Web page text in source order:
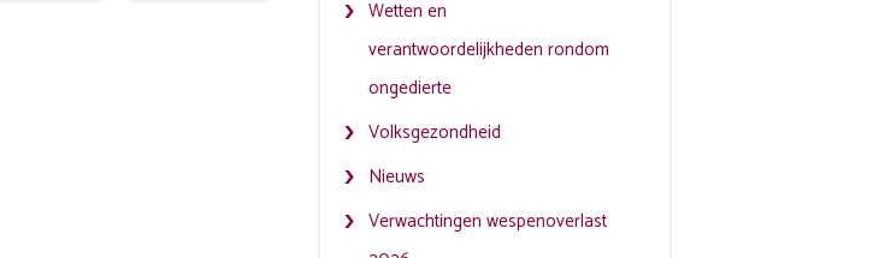
Wetten en
verantwoordelijkheden rondom
ongedierte
Volksgezondheid
Nieuws
Verwachtingen wespenoverlast